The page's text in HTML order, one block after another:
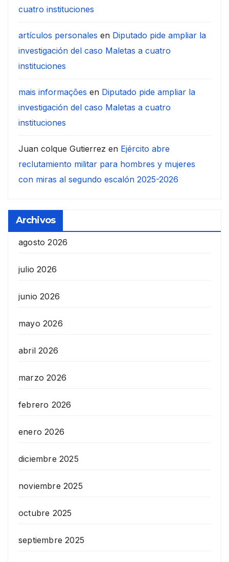
cuatro instituciones
artículos personales en Diputado pide ampliar la
investigación del caso Maletas a cuatro
instituciones
mais informações en Diputado pide ampliar la
investigación del caso Maletas a cuatro
instituciones
Juan colque Gutierrez en Ejército abre
reclutamiento militar para hombres y mujeres
con miras al segundo escalón 2025-2026
Archivos
agosto 2026
julio 2026
junio 2026
mayo 2026
abril 2026
marzo 2026
febrero 2026
enero 2026
diciembre 2025
noviembre 2025
octubre 2025
septiembre 2025